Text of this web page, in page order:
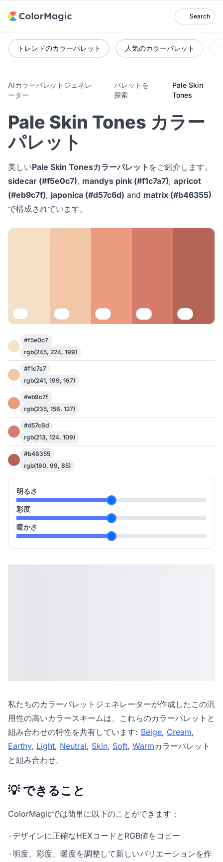
Search
トレンドのカラーパレット 人気のカラーパレット
AIカラーパレットジェネレ
ーター
パレットを
探索
Pale Skin
Tones
Pale Skin Tones カラー
パレット
美しいPale Skin Tonesカラーパレット をご紹介します。
sidecar (#f5e0c7), mandys pink (#f1c7a7), apricot
(#eb9c7f), japonica (#d57c6d) and matrix (#b46355)
で構成されています。
#f5e0c7
rgb(245, 224, 199)
#f1c7a7
rgb(241, 199, 167)
#eb9c7f
rgb(235, 156, 127)
#d57c6d
rgb(213, 124, 109)
#b46355
rgb(180, 99, 85)
明るさ
彩度
暖かさ
私たちのカラーパレットジェネレーターが作成したこの汎
用性の高いカラースキームは、これらのカラーパレットと
組み合わせの特性を共有しています: Beige, Cream,
Earthy, Light, Neutral, Skin, Soft, Warmカラーパレット
と組み合わせ。
💡 できること
ColorMagicでは簡単に以下のことができます：
•デザインに正確なHEXコードとRGB値をコピー
•明度、彩度、暖度を調整して新しいバリエーションを作